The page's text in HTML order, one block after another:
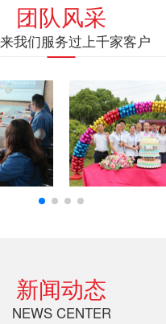
团队风采
我们服务过上千家客户
新闻动态
NEWS CENTER